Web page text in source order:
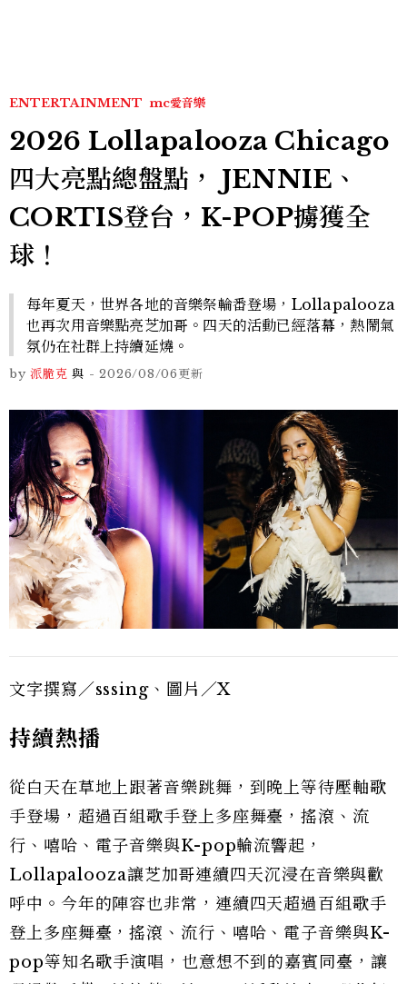
ENTERTAINMENT mc愛音樂
2026 Lollapalooza Chicago
四大亮點總盤點， JENNIE、
CORTIS登台，K-POP擄獲全
球！
每年夏天，世界各地的音樂祭輪番登場，Lollapalooza
也再次用音樂點亮芝加哥。四天的活動已經落幕，熱鬧氣
氛仍在社群上持續延燒。
by 派脆克 與 -2026/08/06更新
文字撰寫／sssing、圖片／X
持續熱播
從白天在草地上跟著音樂跳舞，到晚上等待壓軸歌
手登場，超過百組歌手登上多座舞臺，搖滾、流
行、嘻哈、電子音樂與K-pop輪流響起，
Lollapalooza讓芝加哥連續四天沉浸在音樂與歡
呼中。今年的陣容也非常，連續四天超過百組歌手
登上多座舞臺，搖滾、流行、嘻哈、電子音樂與K-
pop等知名歌手演唱，也意想不到的嘉賓同臺，讓